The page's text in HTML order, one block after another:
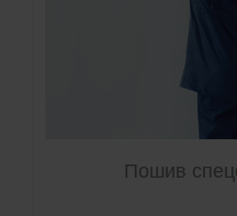
Пошив